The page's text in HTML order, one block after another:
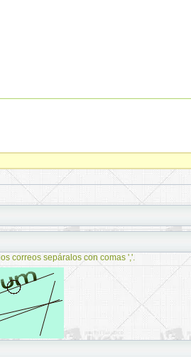
correos sepáralos con comas ','.